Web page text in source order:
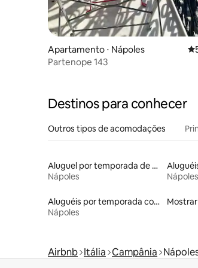
Apartamento ⋅ Nápoles 5
Partenope 143
Destinos para conhecer
Outros tipos de acomodações
Aluguel por temporada de alojamentos ecológicos
Nápoles
Nápoles
Aluguéis por temporada com banheira de hidromassagem
Nápoles
Airbnb Itália Campânia